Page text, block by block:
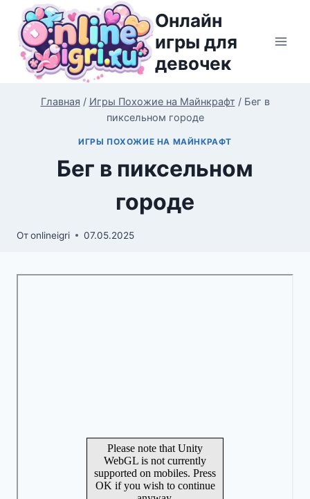
Перейти
содержимому
Онлайн
игры для
девочек
Главная / Игры Похожие на Майнкрафт / Бег в
пиксельном городе
ИГРЫ ПОХОЖИЕ НА МАЙНКРАФТ
Бег в пиксельном
городе
Отonlineigri 07.05.2025